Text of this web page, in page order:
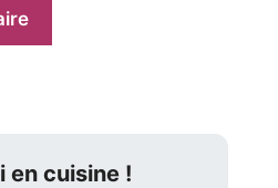
en cuisine !